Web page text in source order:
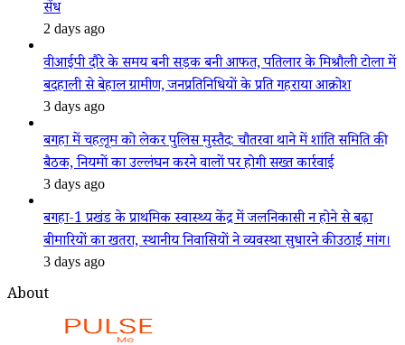
सेंध
2 days ago
वीआईपी दौरे के समय बनी सड़क बनी आफत, पतिलार के मिश्रौली टोला में
बदहाली से बेहाल ग्रामीण, जनप्रतिनिधियों के प्रति गहराया आक्रोश
3 days ago
बगहा में चहलूम को लेकर पुलिस मुस्तैद: चौतरवा थाने में शांति समिति की
बैठक, नियमों का उल्लंघन करने वालों पर होगी सख्त कार्रवाई
3 days ago
बगहा-1 प्रखंड के प्राथमिक स्वास्थ्य केंद्र में जलनिकासी न होने से बढ़ा
बीमारियों का खतरा, स्थानीय निवासियों ने व्यवस्था सुधारने की उठाई मांग।
3 days ago
About